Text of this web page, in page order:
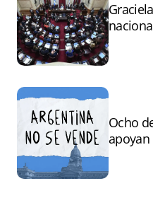
Ocho